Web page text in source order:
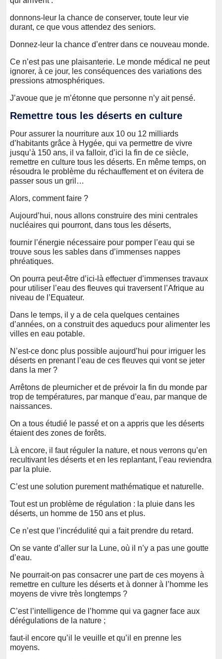
donnons-leur la chance de conserver, toute leur vie
durant, ce que vous attendez des seniors.
Donnez-leur la chance d’entrer dans ce nouveau monde.
Ce n’est pas une plaisanterie. Le monde médical ne peut
ignorer, à ce jour, les conséquences des variations des
pressions atmosphériques.
J’avoue que je m’étonne que personne n’y ait pensé.
Remettre tous les déserts en culture
Pour assurer la nourriture aux 10 ou 12 milliards
d’habitants grâce à Hygée, qui va permettre de vivre
jusqu’à 150 ans, il va falloir, d’ici la fin de ce siècle,
remettre en culture tous les déserts. En même temps, on
résoudra le problème du réchauffement et on évitera de
passer sous un gril…
Alors, comment faire ?
Aujourd’hui, nous allons construire des mini centrales
nucléaires qui pourront, dans tous les déserts,
fournir l’énergie nécessaire pour pomper l’eau qui se
trouve sous les sables dans d’immenses nappes
phréatiques.
On pourra peut-être d’ici-là effectuer d’immenses travaux
pour utiliser l’eau des fleuves qui traversent l’Afrique au
niveau de l’Equateur.
Dans le temps, il y a de cela quelques centaines
d’années, on a construit des aqueducs pour alimenter les
villes en eau potable.
N’est-ce donc plus possible aujourd’hui pour irriguer les
déserts en prenant l’eau de ces fleuves qui vont se jeter
dans la mer ?
Arrêtons de pleurnicher et de prévoir la fin du monde par
trop de températures, par manque d’eau, par manque de
naissances.
On a tous étudié le passé et on a appris que les déserts
étaient des zones de forêts.
Là encore, il faut réguler la nature, et nous verrons qu’en
recultivant les déserts et en les replantant, l’eau reviendra
par la pluie.
C’est une solution purement mathématique et naturelle.
Tout est un problème de régulation : la pluie dans les
déserts, un homme de 150 ans et plus.
Ce n’est que l’incrédulité qui a fait prendre du retard.
On se vante d’aller sur la Lune, où il n’y a pas une goutte
d’eau.
Ne pourrait-on pas consacrer une part de ces moyens à
remettre en culture les déserts et à donner à l’homme les
moyens de vivre très longtemps ?
C’est l’intelligence de l’homme qui va gagner face aux
dérégulations de la nature ;
faut-il encore qu’il le veuille et qu’il en prenne les
moyens.